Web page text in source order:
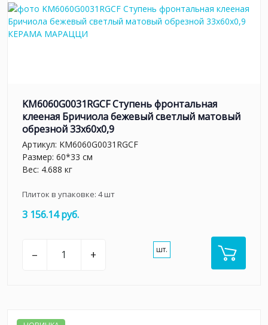
KM6060G0031RGCF Ступень фронтальная
клееная Бричиола бежевый светлый матовый
обрезной 33x60x0,9
Артикул: KM6060G0031RGCF
Размер: 60*33 см
Вес: 4.688 кг
Плиток в упаковке: 4шт
3 156.14 руб.
– + шт.